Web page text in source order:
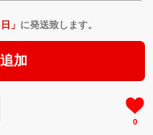
」 に発送致します。
加
0